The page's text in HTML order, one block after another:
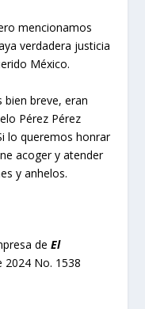
mencionamos
verdadera justicia
México.
breve, eran
Pérez Pérez
lo queremos honrar
acoger y atender
y anhelos.
deEl
2024 No. 1538